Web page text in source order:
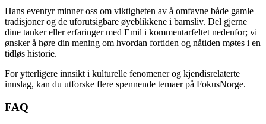
Hans eventyr minner oss om viktigheten av å omfavne både gamle
tradisjoner og de uforutsigbare øyeblikkene i barnsliv. Del gjerne
dine tanker eller erfaringer med Emil i kommentarfeltet nedenfor; vi
ønsker å høre din mening om hvordan fortiden og nåtiden møtes i en
tidløs historie.
For ytterligere innsikt i kulturelle fenomener og kjendisrelaterte
innslag, kan du utforske flere spennende temaer på FokusNorge.
FAQ